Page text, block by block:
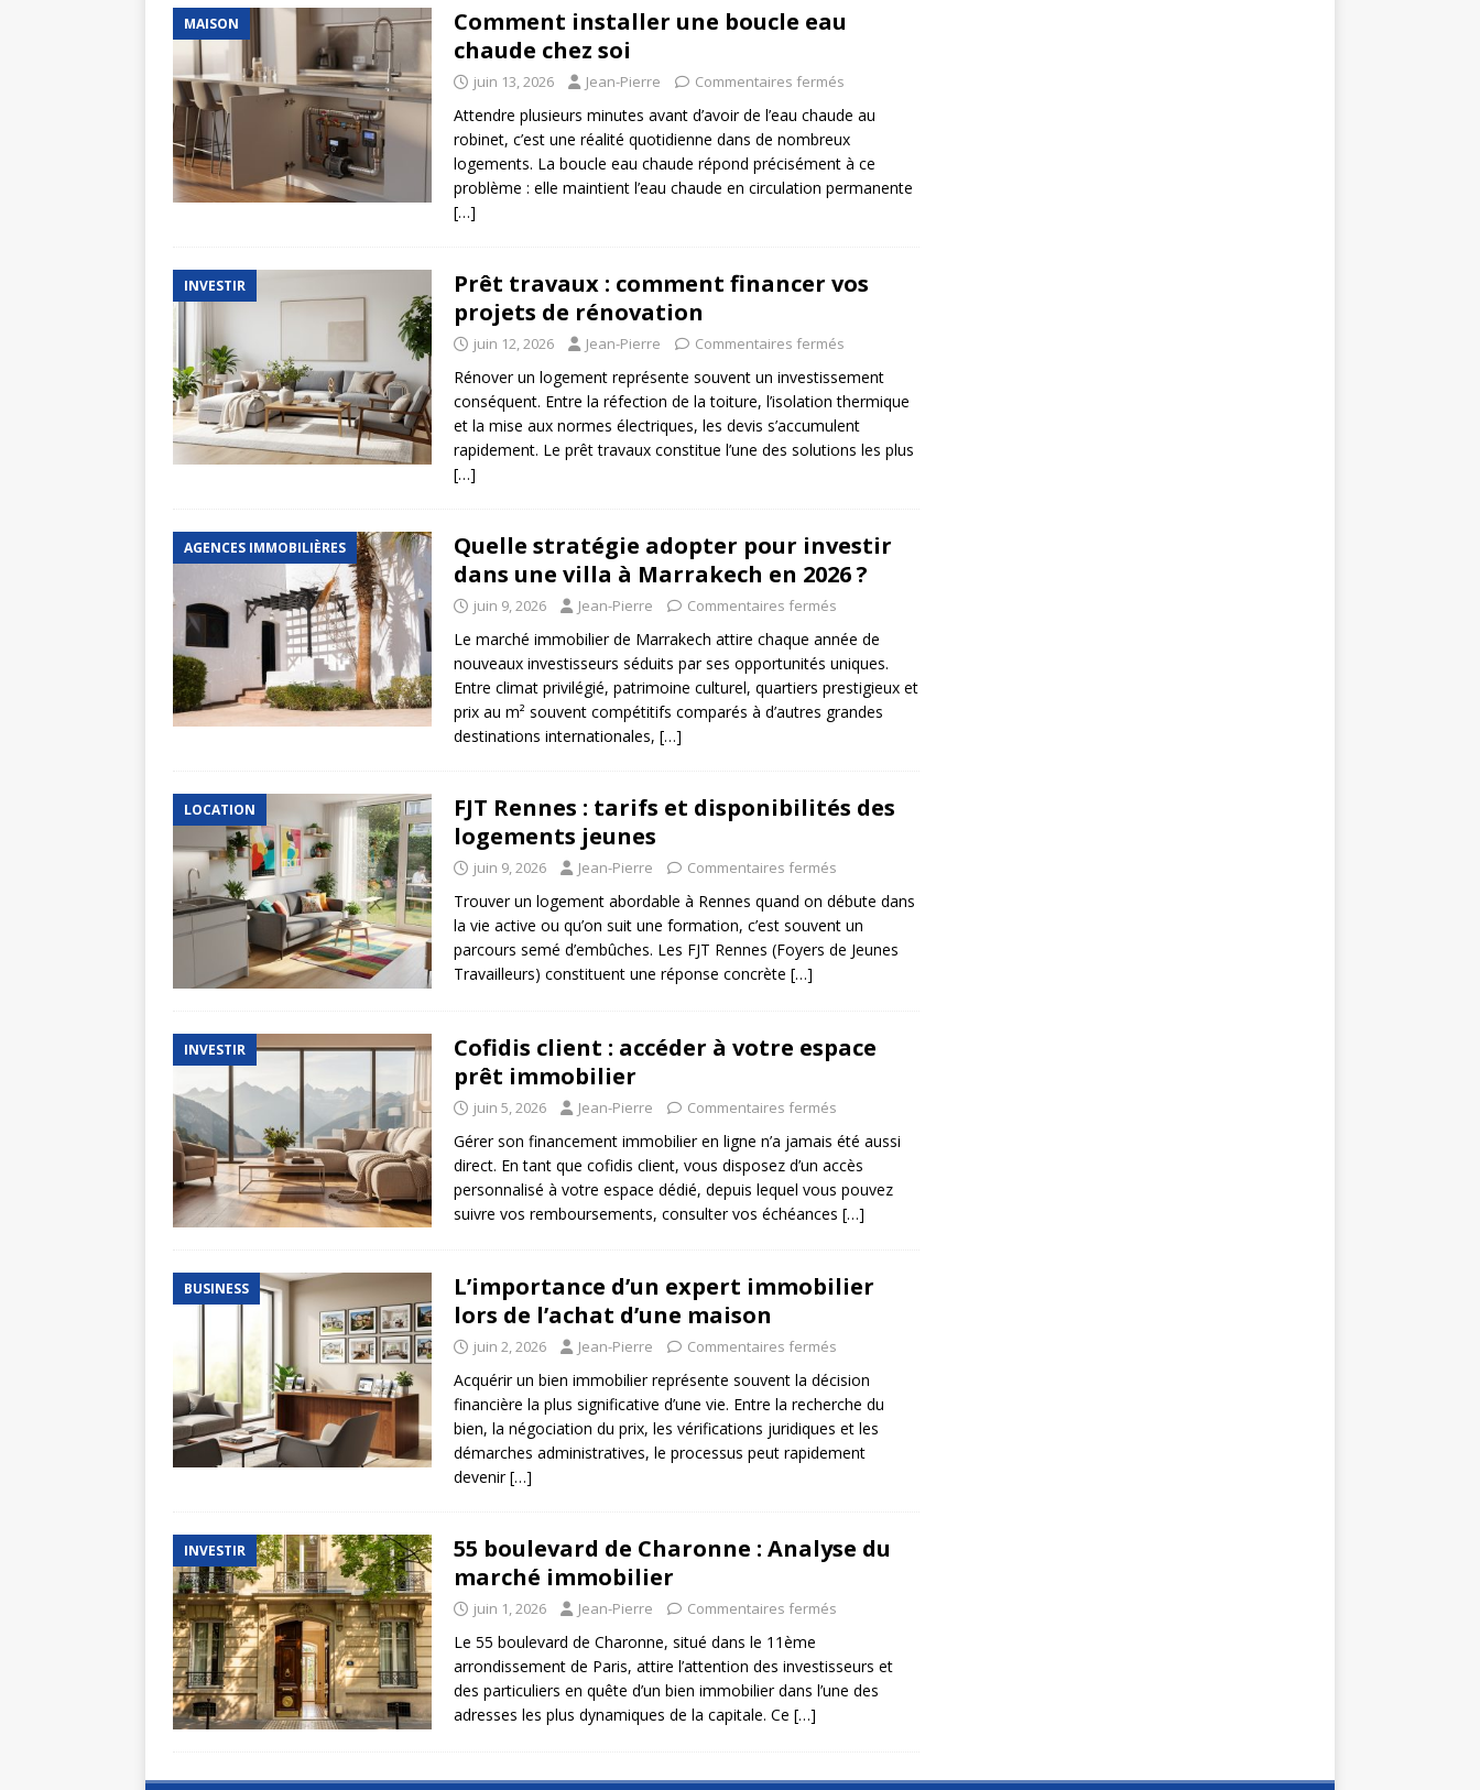
MAISON
Comment installer une boucle eau
chaude chez soi
juin 13, 2026 Jean-Pierre Commentaires fermés
Attendre plusieurs minutes avant d’avoir de l’eau chaude au
robinet, c’est une réalité quotidienne dans de nombreux
logements. La boucle eau chaude répond précisément à ce
problème : elle maintient l’eau chaude en circulation permanente
[…]
INVESTIR
Prêt travaux : comment financer vos
projets de rénovation
juin 12, 2026 Jean-Pierre Commentaires fermés
Rénover un logement représente souvent un investissement
conséquent. Entre la réfection de la toiture, l’isolation thermique
et la mise aux normes électriques, les devis s’accumulent
rapidement. Le prêt travaux constitue l’une des solutions les plus
[…]
AGENCES IMMOBILIÈRES
Quelle stratégie adopter pour investir
dans une villa à Marrakech en 2026 ?
juin 9, 2026 Jean-Pierre Commentaires fermés
Le marché immobilier de Marrakech attire chaque année de
nouveaux investisseurs séduits par ses opportunités uniques.
Entre climat privilégié, patrimoine culturel, quartiers prestigieux et
prix au m² souvent compétitifs comparés à d’autres grandes
destinations internationales, […]
LOCATION
FJT Rennes : tarifs et disponibilités des
logements jeunes
juin 9, 2026 Jean-Pierre Commentaires fermés
Trouver un logement abordable à Rennes quand on débute dans
la vie active ou qu’on suit une formation, c’est souvent un
parcours semé d’embûches. Les FJT Rennes (Foyers de Jeunes
Travailleurs) constituent une réponse concrète […]
INVESTIR
Cofidis client : accéder à votre espace
prêt immobilier
juin 5, 2026 Jean-Pierre Commentaires fermés
Gérer son financement immobilier en ligne n’a jamais été aussi
direct. En tant que cofidis client, vous disposez d’un accès
personnalisé à votre espace dédié, depuis lequel vous pouvez
suivre vos remboursements, consulter vos échéances […]
BUSINESS
L’importance d’un expert immobilier
lors de l’achat d’une maison
juin 2, 2026 Jean-Pierre Commentaires fermés
Acquérir un bien immobilier représente souvent la décision
financière la plus significative d’une vie. Entre la recherche du
bien, la négociation du prix, les vérifications juridiques et les
démarches administratives, le processus peut rapidement
devenir[…]
INVESTIR
55 boulevard de Charonne : Analyse du
marché immobilier
juin 1, 2026 Jean-Pierre Commentaires fermés
Le 55 boulevard de Charonne, situé dans le 11ème
arrondissement de Paris, attire l’attention des investisseurs et
des particuliers en quête d’un bien immobilier dans l’une des
adresses les plus dynamiques de la capitale. Ce […]